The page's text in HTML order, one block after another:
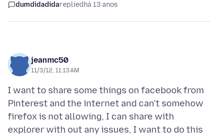
dumdidadidareplied há 13 anos
jeanmc50
11/3/12, 11:13 AM
I want to share some things on facebook from
Pinterest and the internet and can't somehow
firefox is not allowing, I can share with
explorer with out any issues, I want to do this